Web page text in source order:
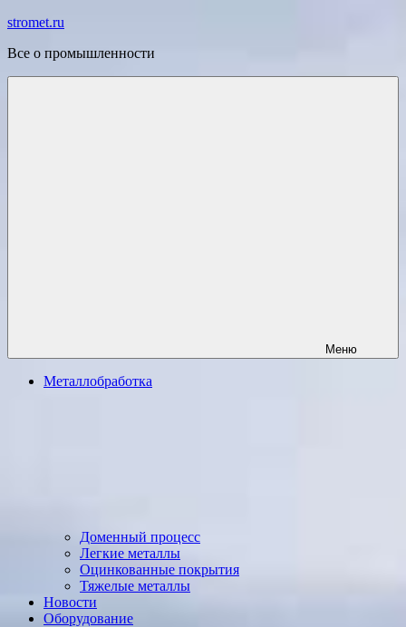
Перейти
содержимому
stromet.ru
Все о промышленности
Меню
Металлобработка
Доменный процесс
Легкие металлы
Оцинкованные покрытия
Тяжелые металлы
Новости
Оборудование